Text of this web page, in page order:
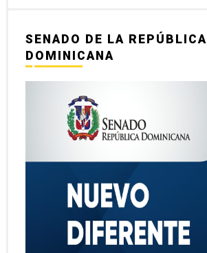
SENADO DE LA REPÚBLICA
DOMINICANA